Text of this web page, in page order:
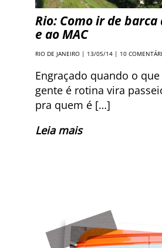
Rio: Como ir de
e ao MAC
RIO DE JANEIRO | 13/05/14 | 10
Engraçado quando o
gente é rotina vira
pra quem é […]
Leia mais